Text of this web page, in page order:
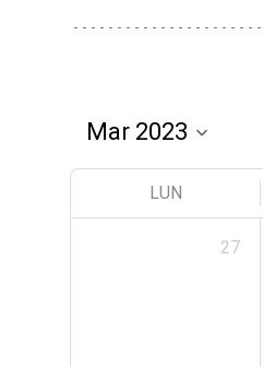
LUN
27